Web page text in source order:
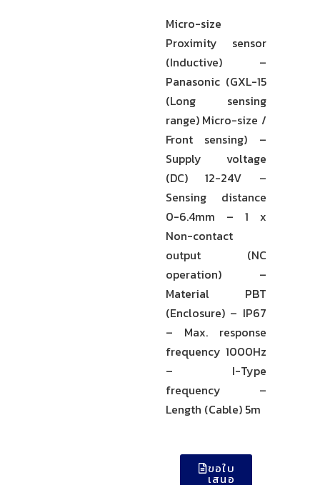
Micro-size
Proximity sensor
(Inductive) –
Panasonic (GXL-15
(Long sensing
range) Micro-size /
Front sensing) –
Supply voltage
(DC) 12-24V –
Sensing distance
0-6.4mm – 1 x
Non-contact
output (NC
operation) –
Material PBT
(Enclosure) – IP67
– Max. response
frequency 1000Hz
– I-Type
frequency –
Length (Cable) 5m
ขอใบ
เสนอ